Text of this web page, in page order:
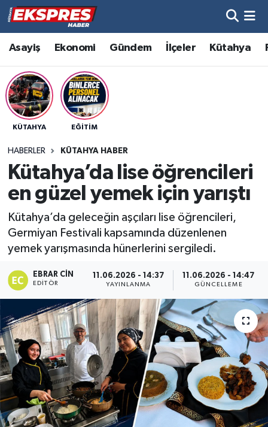
Asayiş Ekonomi Gündem İlçeler Kütahya
KÜTAHYA EĞITIM
HABERLER KÜTAHYA HABER
Kütahya’da lise öğrencileri
en güzel yemek için yarıştı
Kütahya’da geleceğin aşçıları lise öğrencileri,
Germiyan Festivali kapsamında düzenlenen
yemek yarışmasında hünerlerini sergiledi.
EBRAR CIN
EDITÖR
11.06.2026 - 14:37
YAYINLANMA
11.06.2026 - 14:47
GÜNCELLEME
Altıntaş
Asayiş
Aslanapa
Bölge
Çavdarhisar
Domaniç
Eğitim
Ekonomi
Emet
Foto Galeri
Hava Durumu
Trafik Durumu
Süper Lig Puan Durumu ve Fikstür
Son Dakika Haberleri
Haber Arşivi